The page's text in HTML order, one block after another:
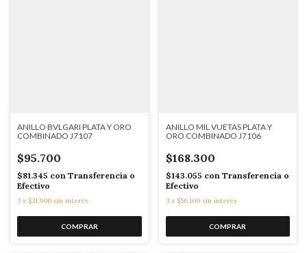
ANILLO BVLGARI PLATA Y ORO
COMBINADO J7107
$95.700
$81.345 con Transferencia o
Efectivo
3 x $31.900 sin interés
ANILLO MIL VUETAS PLATA Y
ORO COMBINADO J7106
$168.300
$143.055 con Transferencia o
Efectivo
3 x $56.100 sin interés